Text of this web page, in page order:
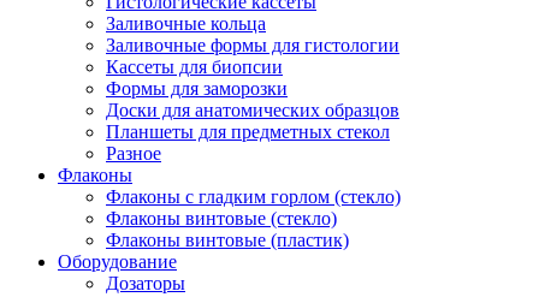
Заливочные кольца
Заливочные формы для гистологии
Кассеты для биопсии
Формы для заморозки
Доски для анатомических образцов
Планшеты для предметных стекол
Разное
Флаконы
Флаконы с гладким горлом (стекло)
Флаконы винтовые (стекло)
Флаконы винтовые (пластик)
Оборудование
Дозаторы